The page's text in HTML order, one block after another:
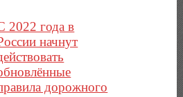
2022 года в
начнут
дорожного